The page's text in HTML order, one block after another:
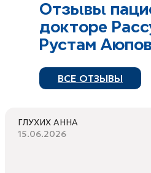
Отзывы
докторе
Рустам
ВСЕ ОТЗЫВЫ
ГЛУХИХ АННА
15.06.2026